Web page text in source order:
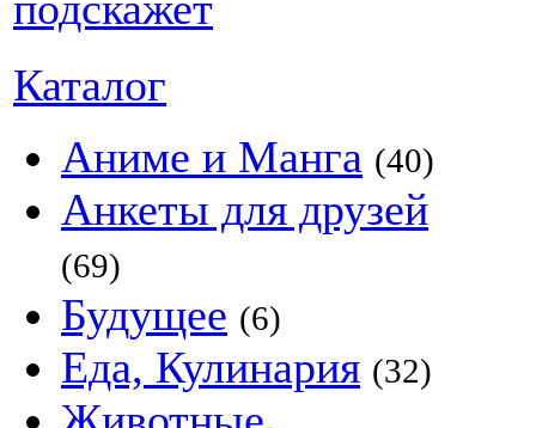
Каталог
Аниме и Манга (40)
Анкеты для друзей
(69)
Будущее (6)
Еда, Кулинария (32)